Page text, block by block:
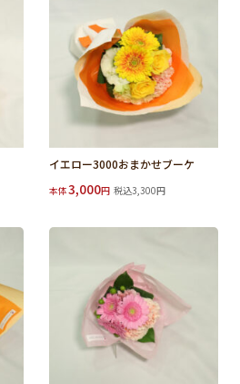
イエロー3000おまかせブーケ
本体3,000円 税込3,300円